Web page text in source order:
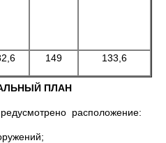
149 133,6
ПЛАН
расположение: